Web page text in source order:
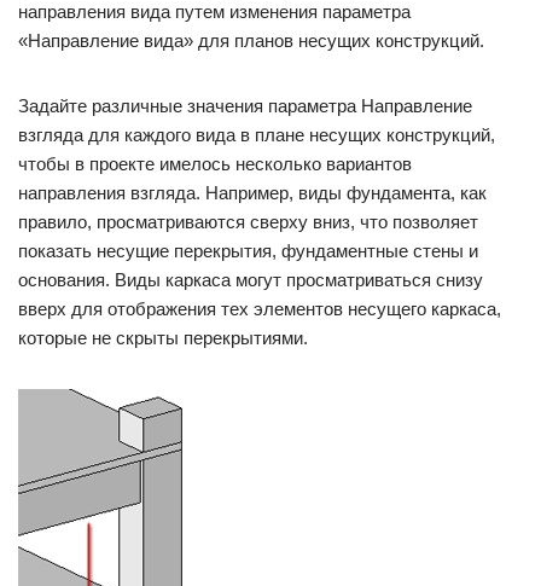
направления вида путем изменения параметра
«Направление вида» для планов несущих конструкций.
Задайте различные значения параметра Направление
взгляда для каждого вида в плане несущих конструкций,
чтобы в проекте имелось несколько вариантов
направления взгляда. Например, виды фундамента, как
правило, просматриваются сверху вниз, что позволяет
показать несущие перекрытия, фундаментные стены и
основания. Виды каркаса могут просматриваться снизу
вверх для отображения тех элементов несущего каркаса,
которые не скрыты перекрытиями.